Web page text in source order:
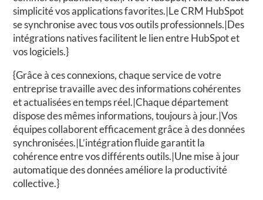
simplicité vos applications favorites.|Le CRM HubSpot
se synchronise avec tous vos outils professionnels.|Des
intégrations natives facilitent le lien entre HubSpot et
vos logiciels.}
{Grâce à ces connexions, chaque service de votre
entreprise travaille avec des informations cohérentes
et actualisées en temps réel.|Chaque département
dispose des mêmes informations, toujours à jour.|Vos
équipes collaborent efficacement grâce à des données
synchronisées.|L’intégration fluide garantit la
cohérence entre vos différents outils.|Une mise à jour
automatique des données améliore la productivité
collective.}